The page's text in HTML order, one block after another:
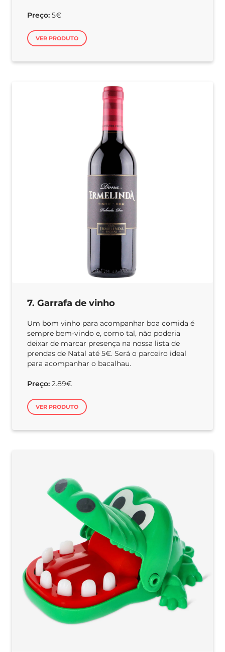
Preço: 5€
VER PRODUTO
7. Garrafa de vinho
Um bom vinho para acompanhar boa comida é
sempre bem-vindo e, como tal, não poderia
deixar de marcar presença na nossa lista de
prendas de Natal até 5€. Será o parceiro ideal
para acompanhar o bacalhau.
Preço: 2.89€
VER PRODUTO